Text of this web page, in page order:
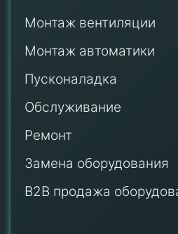
Монтаж вентиляции
Монтаж автоматики
Пусконаладка
Обслуживание
Ремонт
Замена оборудования
B2B продажа